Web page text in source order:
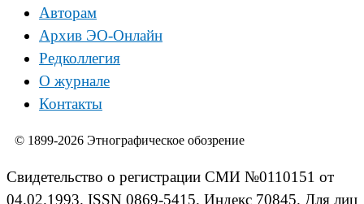
Авторам
Архив ЭО-Онлайн
Редколлегия
О журнале
Контакты
© 1899-2026 Этнографическое обозрение
Свидетельство о регистрации СМИ №0110151 от
04.02.1993. ISSN 0869-5415. Индекс 70845. Для лиц